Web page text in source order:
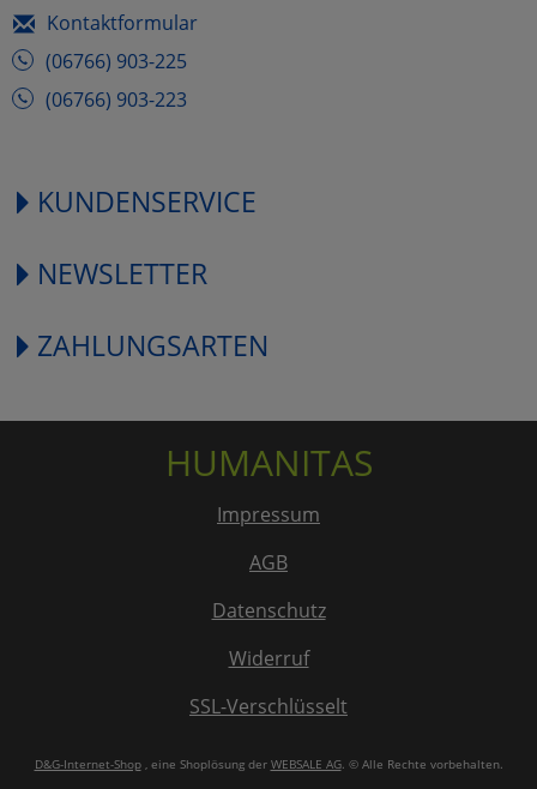
Kontaktformular
(06766) 903-225
(06766) 903-223
KUNDENSERVICE
NEWSLETTER
ZAHLUNGSARTEN
HUMANITAS
Impressum
AGB
Datenschutz
Widerruf
SSL-Verschlüsselt
D&G-Internet-Shop, eine Shoplösung der WEBSALE AG. © Alle Rechte vorbehalten.